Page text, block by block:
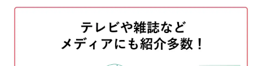
のパッチワークデニムを作ることが可能なデザインです。
カジュアルな印象でありつつもシンプルなデニムなので好
マス目に二度塗りをする
パッチワークラインを描く